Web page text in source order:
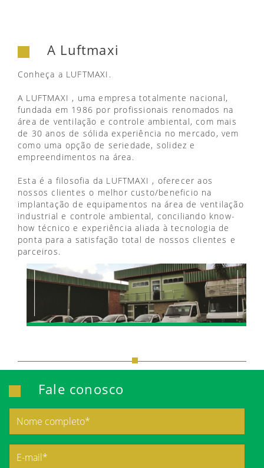
A Luftmaxi
Conheça a LUFTMAXI.
A LUFTMAXI , uma empresa totalmente nacional,
fundada em 1986 por profissionais renomados na
área de ventilação e controle ambiental, com mais
de 30 anos de sólida experiência no mercado, vem
como uma opção de seriedade, solidez e
empreendimentos na área.
Esta é a filosofia da LUFTMAXI , oferecer aos
nossos clientes o melhor custo/beneficio na
implantação de equipamentos na área de ventilação
industrial e controle ambiental, conciliando know-
how técnico e experiência aliada à tecnologia de
ponta para a satisfação total de nossos clientes e
parceiros.
Fale conosco